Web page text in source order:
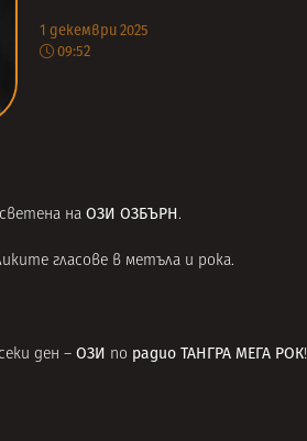
1 декември 2025
09:52
на ОЗИ ОЗБЪРН.
гласове в метъла и рока.
ден – ОЗИ по радио ТАНГРА МЕГА РОК!